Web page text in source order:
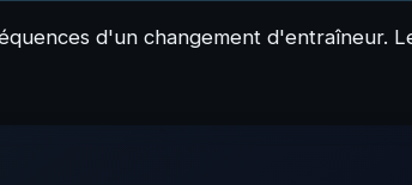
d'un changement d'entraîneur.